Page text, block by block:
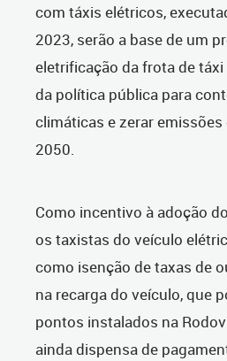
com táxis elétricos,
2023, serão a base de um
eletrificação da frota de
da política pública para
climáticas e zerar
2050.
Como incentivo à adoção
os taxistas do veículo
como isenção de taxas de
na recarga do veículo, que
pontos instalados na
ainda dispensa de